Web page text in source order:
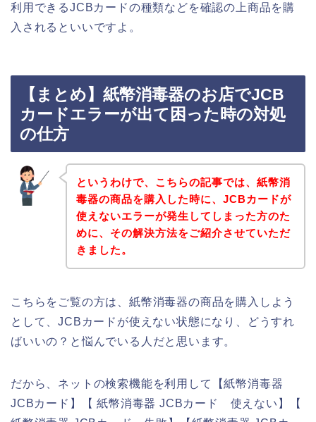
利用できるJCBカードの種類などを確認の上商品を購
入されるといいですよ。
【まとめ】紙幣消毒器のお店でJCB
カードエラーが出て困った時の対処
の仕方
というわけで、こちらの記事では、紙幣消
毒器の商品を購入した時に、JCBカードが
使えないエラーが発生してしまった方のた
めに、その解決方法をご紹介させていただ
きました。
こちらをご覧の方は、紙幣消毒器の商品を購入しよう
として、JCBカードが使えない状態になり、どうすれ
ばいいの？と悩んでいる人だと思います。
だから、ネットの検索機能を利用して【紙幣消毒器
JCBカード】【 紙幣消毒器 JCBカード 使えない】【